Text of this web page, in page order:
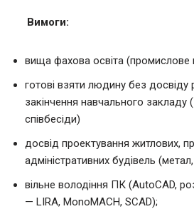
Вимоги:
вища фахова освіта (промислове
готові взяти людину без досвіду
закінчення навчального закладу
співбесіди)
досвід проектування житлових,
адміністративних будівель
вільне володіння ПК (AutoCAD,
— LIRA, MonoMACH, SCAD);